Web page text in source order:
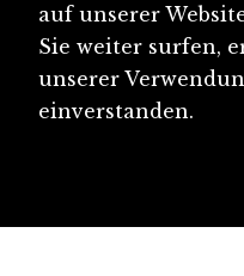
auf unserer
Sie weiter surfen,
unserer
einverstanden.